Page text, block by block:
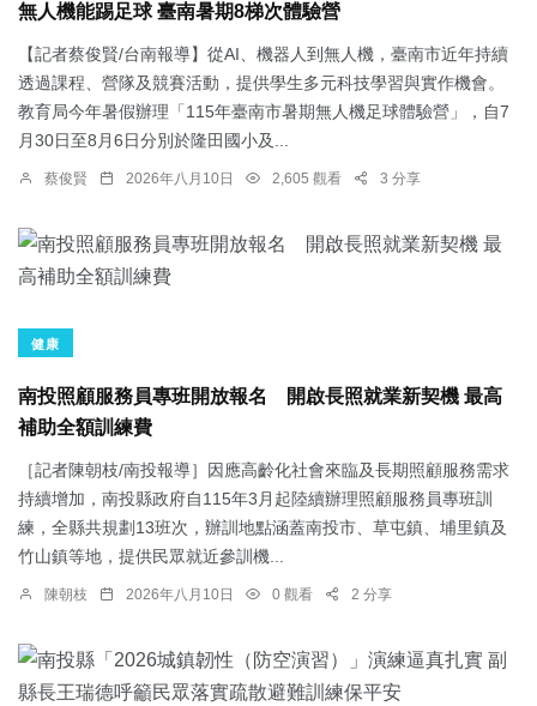
無人機能踢足球 臺南暑期8梯次體驗營
【記者蔡俊賢/台南報導】從AI、機器人到無人機，臺南市近年持續
透過課程、營隊及競賽活動，提供學生多元科技學習與實作機會。
教育局今年暑假辦理「115年臺南市暑期無人機足球體驗營」，自7
月30日至8月6日分別於隆田國小及...
蔡俊賢 2026年八月10日 2,605 觀看 3 分享
健康
南投照顧服務員專班開放報名 開啟長照就業新契機 最高
補助全額訓練費
［記者陳朝枝/南投報導］因應高齡化社會來臨及長期照顧服務需求
持續增加，南投縣政府自115年3月起陸續辦理照顧服務員專班訓
練，全縣共規劃13班次，辦訓地點涵蓋南投市、草屯鎮、埔里鎮及
竹山鎮等地，提供民眾就近參訓機...
陳朝枝 2026年八月10日 0 觀看 2 分享